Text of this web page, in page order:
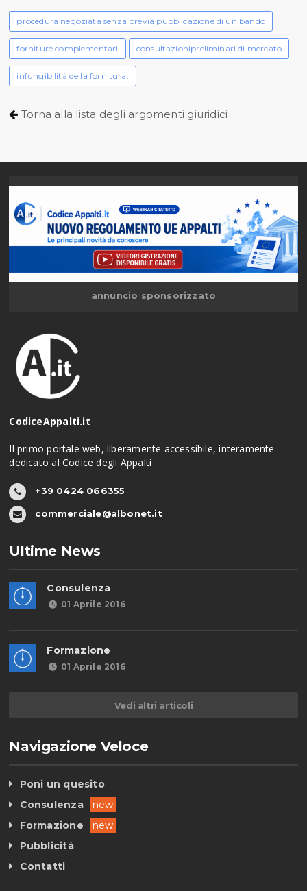
procedura negoziata senza previa pubblicazione di un bando
forniture complementari consultazionipreliminari di mercato
infungibilità della fornitura.
Torna alla lista degli argomenti giuridici
annuncio sponsorizzato
CodiceAppalti.it
Il primo portale web, liberamente accessibile, interamente
dedicato al Codice degli Appalti
+39 0424 066355
commerciale@albonet.it
Ultime News
Consulenza
01 Aprile 2016
Formazione
01 Aprile 2016
Vedi altri articoli
Navigazione Veloce
Poni un quesito
Consulenza
new
Formazione
new
Pubblicità
Contatti